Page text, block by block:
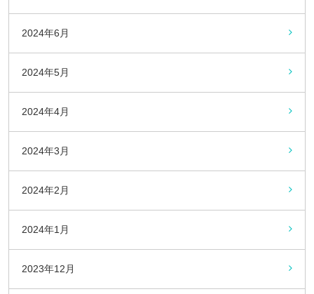
2024年6月
2024年5月
2024年4月
2024年3月
2024年2月
2024年1月
2023年12月